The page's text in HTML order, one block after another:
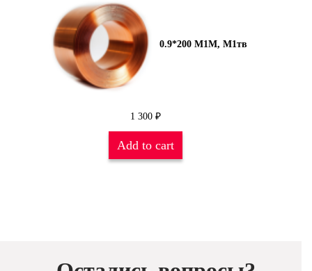
0.9*200 М1М, М1тв
1 300 ₽
Add to cart